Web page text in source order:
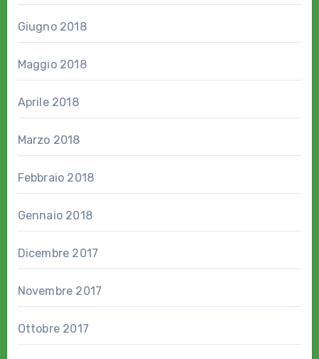
Giugno 2018
Maggio 2018
Aprile 2018
Marzo 2018
Febbraio 2018
Gennaio 2018
Dicembre 2017
Novembre 2017
Ottobre 2017